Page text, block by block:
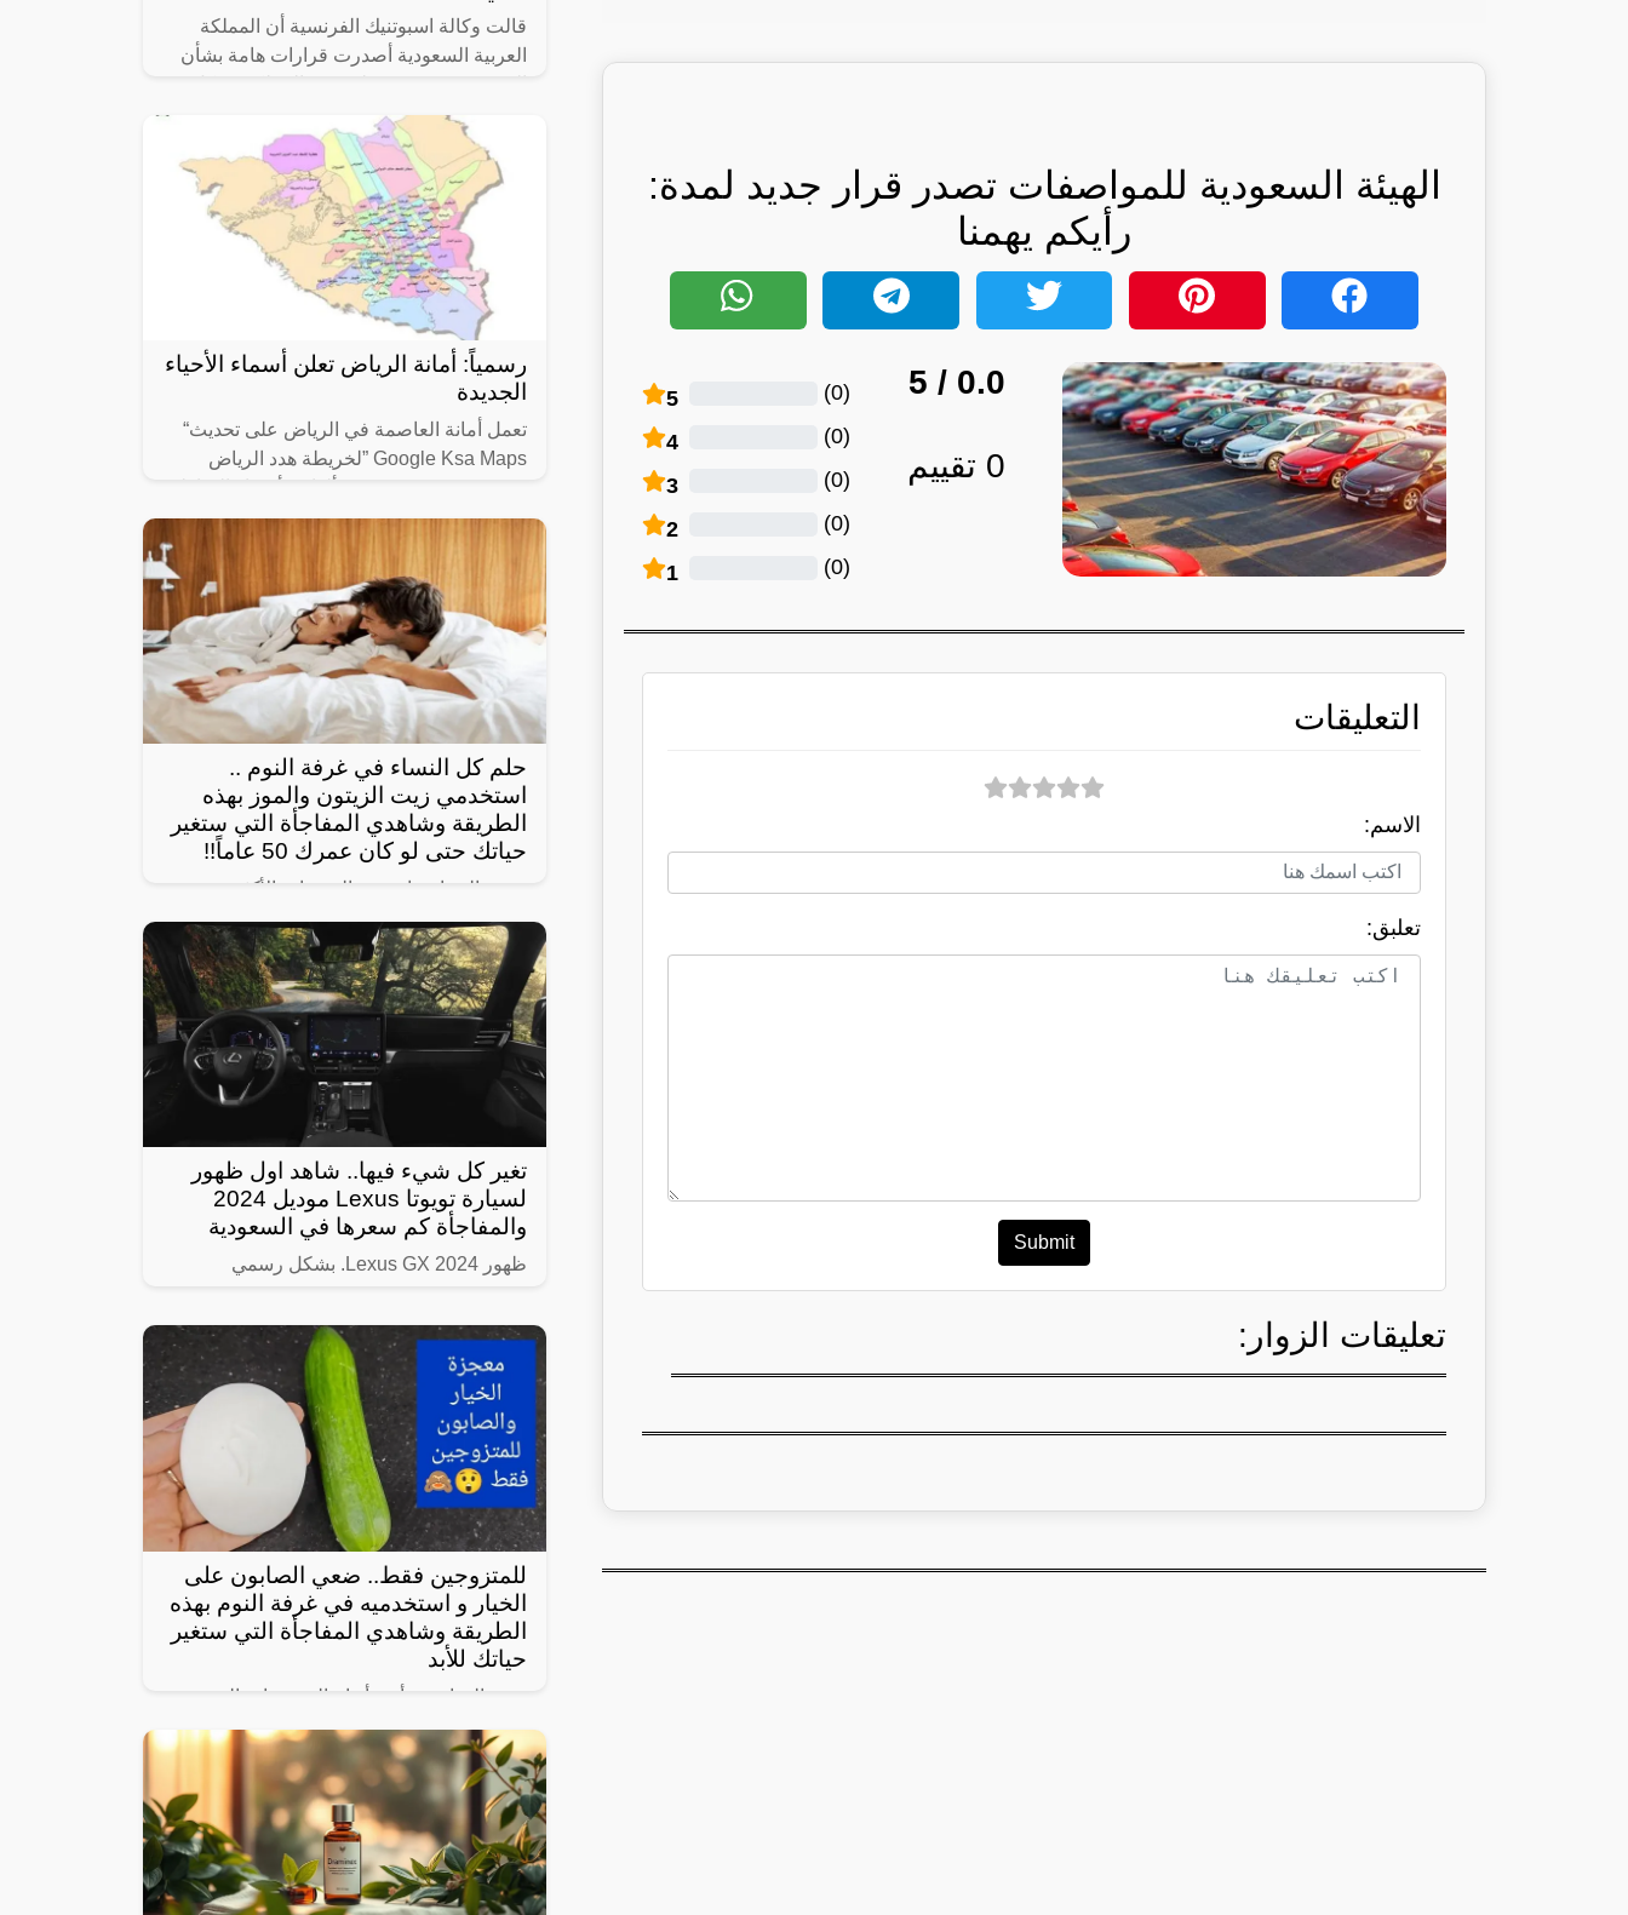
الهيئة السعودية للمواصفات تصدر قرار جديد لمدة:
رأيكم يهمنا
0.0
/ 5
0 تقييم
5 (
0
)
4 (
0
)
3 (
0
)
2 (
0
)
1 (
0
)
التعليقات
الاسم:
تعلبق:
Submit
تعليقات الزوار:
قالت وكالة اسبوتنيك الفرنسية أن المملكة
العربية السعودية أصدرت قرارات هامة بشأن
رسمياً: أمانة الرياض تعلن أسماء الأحياء
الجديدة
تعمل أمانة العاصمة في الرياض على تحديث“
Google Ksa Maps ”لخريطة هدد الرياض
والأحياء التي سوف تتم إزالتها بالرياض
حلم كل النساء في غرفة النوم ..
استخدمي زيت الزيتون والموز بهذه
الطريقة وشاهدي المفاجأة التي ستغير
حياتك حتى لو كان عمرك 50 عاماً!!
تبحث النساء عادة عن الوصفات الأكثر
استخداماً بهدف الحصول على شعر صحي
وناعم، ومن أبرز تلك الوصفات الخاصة بالبشرة
والجسم للحصول على أفضل نتيجة خلال فترة
قصيرة،
تغير كل شيء فيها.. شاهد اول ظهور
لسيارة تويوتا Lexus موديل 2024
والمفاجأة كم سعرها في السعودية
ظهور Lexus GX 2024. بشكل رسمي
للمتزوجين فقط.. ضعي الصابون على
الخيار و استخدميه في غرفة النوم بهذه
الطريقة وشاهدي المفاجأة التي ستغير
حياتك للأبد
يعتبر الخيار من أبرز أنواع الخضروات المحببة
لدى الكثيرين، خاصة لأنه شبه خالي من
السعرات وطعمه لذيذ ومنعش، وله فوائد كثيرة
لأنه غني بالفيتامينات والمعادن، كما